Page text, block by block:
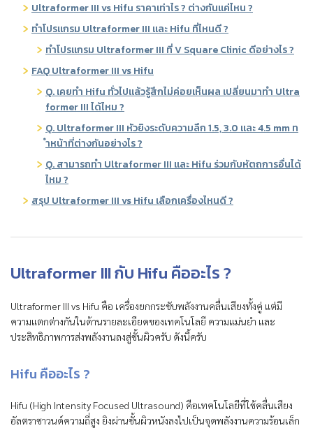
Ultraformer III vs Hifu ราคาเท่าไร ? ต่างกันแค่ไหน ?
ทำโปรแกรม Ultraformer III และ Hifu ที่ไหนดี ?
ทำโปรแกรม Ultraformer III ที่ V Square Clinic ดีอย่างไร ?
FAQ Ultraformer III vs Hifu
Q. เคยทำ Hifu ทั่วไปแล้วรู้สึกไม่ค่อยเห็นผล เปลี่ยนมาทำ Ultra
former III ได้ไหม ?
Q. Ultraformer III หัวยิงระดับความลึก 1.5, 3.0 และ 4.5 mm ท
ำหน้าที่ต่างกันอย่างไร ?
Q. สามารถทำ Ultraformer III และ Hifu ร่วมกับหัตถการอื่นได้
ไหม ?
สรุป Ultraformer III vs Hifu เลือกเครื่องไหนดี ?
Ultraformer III กับ Hifu คืออะไร ?
Ultraformer III vs Hifu คือ เครื่องยกกระชับพลังงานคลื่นเสียงทั้งคู่ แต่มี
ความแตกต่างกันในด้านรายละเอียดของเทคโนโลยี ความแม่นยำ และ
ประสิทธิภาพการส่งพลังงานลงสู่ชั้นผิวครับ ดังนี้ครับ
Hifu คืออะไร ?
Hifu (High Intensity Focused Ultrasound) คือเทคโนโลยีที่ใช้คลื่นเสียง
อัลตราซาวนด์ความถี่สูง ยิงผ่านชั้นผิวหนังลงไปเป็นจุดพลังงานความร้อนเล็ก